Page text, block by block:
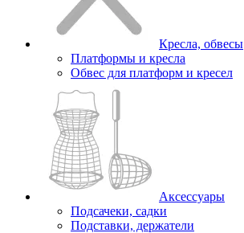
Кресла, обвесы
Платформы и кресла
Обвес для платформ и кресел
Аксессуары
Подсачеки, садки
Подставки, держатели